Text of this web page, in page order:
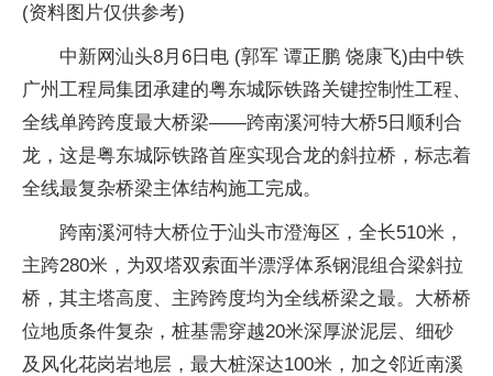
(资料图片仅供参考)
中新网汕头8月6日电 (郭军 谭正鹏 饶康飞)由中铁
广州工程局集团承建的粤东城际铁路关键控制性工程、
全线单跨跨度最大桥梁——跨南溪河特大桥5日顺利合
龙，这是粤东城际铁路首座实现合龙的斜拉桥，标志着
全线最复杂桥梁主体结构施工完成。
跨南溪河特大桥位于汕头市澄海区，全长510米，
主跨280米，为双塔双索面半漂浮体系钢混组合梁斜拉
桥，其主塔高度、主跨跨度均为全线桥梁之最。大桥桥
位地质条件复杂，桩基需穿越20米深厚淤泥层、细砂
及风化花岗岩地层，最大桩深达100米，加之邻近南溪